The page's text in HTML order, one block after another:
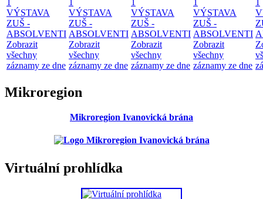
1
VÝSTAVA
ZUŠ -
ABSOLVENTI
Zobrazit
všechny
záznamy ze dne
1
VÝSTAVA
ZUŠ -
ABSOLVENTI
Zobrazit
všechny
záznamy ze dne
1
VÝSTAVA
ZUŠ -
ABSOLVENTI
Zobrazit
všechny
záznamy ze dne
1
VÝSTAVA
ZUŠ -
ABSOLVENTI
Zobrazit
všechny
záznamy ze dne
1
Mikroregion
Mikroregion Ivanovická brána
Virtuální prohlídka